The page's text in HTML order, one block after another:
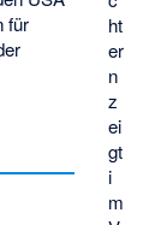
ht
er
n
z
ei
gt
i
m
für